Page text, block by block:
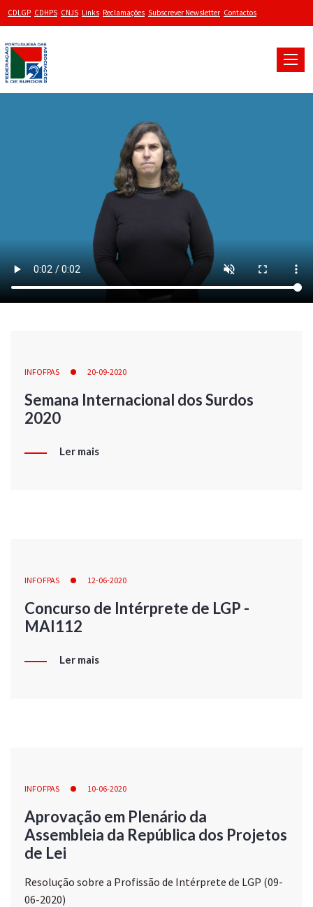
CDLGP CDHPS CNJS Links Reclamações Subscrever Newsletter Contactos
Toggle
INFOFPAS 20-09-2020
Semana Internacional dos Surdos
2020
Ler mais
INFOFPAS 12-06-2020
Concurso de Intérprete de LGP -
MAI112
Ler mais
INFOFPAS 10-06-2020
Aprovação em Plenário da
Assembleia da República dos Projetos
de Lei
Resolução sobre a Profissão de Intérprete de LGP (09-
06-2020)